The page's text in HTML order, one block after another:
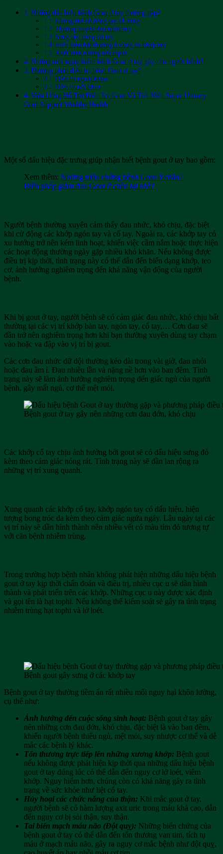
Những dấu hiệu bệnh Gout ở tay thường gặp?
Không thể cử động tay dễ dàng
Thường xuyên đau nhức tay
Sưng tấy, nóng cổ tay
Biểu hiện bất thường ở vùng da khớp tay
Xuất hiện những nốt tophi
Những mối nguy hiểm bệnh Gout ở tay gây cho người bệnh?
Phương pháp điều trị bệnh Gout ở tay?
Điều trị ngoại khoa
Điều trị nội khoa
Viên Uống Hỗ Trợ Điều Trị Gout Và Tiết Niệu Super Urinary
Gout Support Wealthy Health
Một số dấu hiệu đặc trưng giúp nhận biết bệnh gout ở tay bao gồm:
Xem thêm: Những triệu chứng bệnh Gout ở chân?
Biên pháp giảm đau Gout ở chân tại nhà?
Người bệnh thường xuyên cảm thấy đau nhức, khó chịu, đặc biệt
khi cử động các khớp ngón tay và cổ tay. Ngoài ra, các khớp tay có
xu hướng trở nên kém linh hoạt, khiến việc cầm nắm hoặc thực hiện
các hoạt động thường ngày gặp nhiều khó khăn. Nếu không được
điều trị kịp thời, tình trạng này có thể dẫn đến biến dạng khớp, teo
cơ, ảnh hưởng nghiêm trọng đến khả năng vận động của người
bệnh.
Khi bị gout ở tay, người bệnh sẽ có cảm giác đau nhức, khó chịu bất
thường tại các vị trí khớp bàn tay, ngón tay, cổ tay,… Cơn đau sẽ
dần trở nên nghiêm trọng hơn khi bạn thường xuyên dùng tay chạm
vào hoặc va đập vào vị trí bị gout.
Các cơn đau nhức dữ dội thường kéo dài trong vài giờ, đau nhói
hoặc đau âm ỉ. Đau nhiều lần và nặng nề hơn vào ban đêm. Tình
trạng này sẽ làm ảnh hưởng nghiêm trọng đến giấc ngủ của người
bệnh, gây mất ngủ, cơ thể mệt mỏi.
Bệnh gout ở tay gây nên những cơn đau đớn, khó chịu
Các khớp cổ tay chịu ảnh hưởng bởi gout sẽ có dấu hiệu sưng đỏ
kèm theo cảm giác nóng rát. Tình trạng này sẽ dần lan rộng ra
những vị trí xung quanh.
Xung quanh các khớp cổ tay, khớp ngón tay có dấu hiệu, hiện
tượng bong tróc da kèm theo cảm giác ngứa ngáy. Lâu ngày tại các
vị trí này sẽ dần hình thành nên nhiều vết có màu tím đỏ tương tự
với căn bệnh nhiễm trùng.
Trong trường hợp bệnh nhân không phát hiện những dấu hiệu bệnh
gout ở tay kịp thời chẩn đoán và điều trị, nhiều cục u sẽ dần hình
thành và phát triển trên các khớp. Những cục u này được xác định
và gọi tên là hạt tophi. Nếu không thể kiểm soát sẽ gây ra tình trạng
nhiễm trùng hạt tophi và lở loét.
Bệnh gout gây sưng ở các khớp tay
Bệnh gout ở tay thường tiềm ẩn rất nhiều mối nguy hại khôn lường,
cụ thể như:
Ảnh hưởng đến cuộc sống sinh hoạt: Bệnh gout ở tay gây
nên những cơn đau đớn, khó chịu, đặc biệt là vào ban đêm,
khiến người bệnh thiếu ngủ, mệt mỏi, suy nhược cơ thể và dễ
mắc các bệnh lý khác.
Tổn thương trực tiếp lên những xương khớp: Bệnh gout
nếu không được phát hiện kịp thời qua những dấu hiệu bệnh
gout ở tay đúng lúc có thể dẫn đến nguy cơ lở loét, viêm
khớp. Nguy hiểm hơn, chúng còn có khả năng gây ra tình
trạng về sức khỏe như liệt cổ tay.
Hủy hoại các chức năng của thận: Khi mắc gout ở tay,
người bệnh sẽ có hàm lượng axit uric trong máu khá cao, dẫn
đến nguy cơ bị sỏi thận, suy thận.
Tai biến mạch máu não (Đột quỵ): Những biến chứng của
bệnh gout ở tay có thể dẫn đến tổn thương van tim, tích tụ
máu ở mạch máu não, gây ra nguy cơ mắc bệnh như đột quỵ,